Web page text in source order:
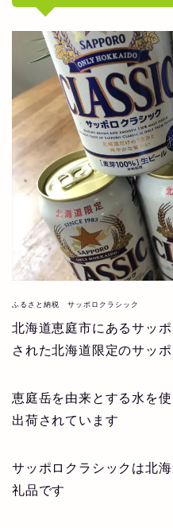
ふるさと納税 サッポロクラシック
北海道恵庭市にあるサッ
された北海道限定のサッ
恵庭岳を由来とする水を
出荷されています
サッポロクラシックは北
礼品です